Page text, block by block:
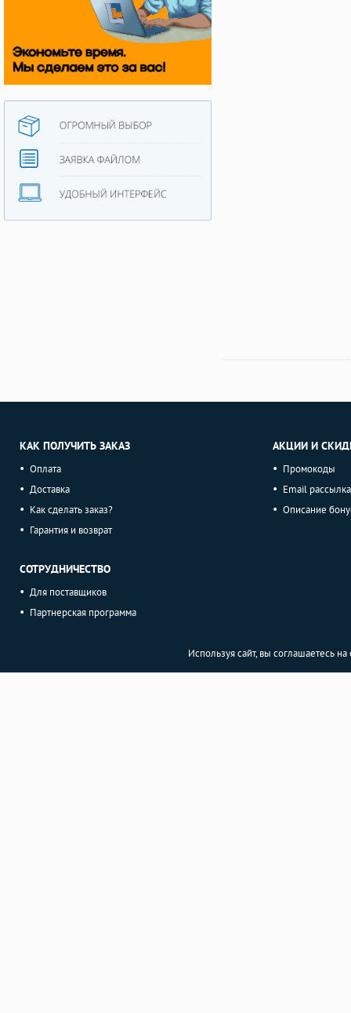
КАК ПОЛУЧИТЬ ЗАКАЗ
Оплата
Доставка
Как сделать заказ?
Гарантия и возврат
СОТРУДНИЧЕСТВО
Для поставщиков
Партнерская программа
АКЦИИ И
Промокоды
Email рассылка
Описание
Используя сайт, вы соглашаетесь